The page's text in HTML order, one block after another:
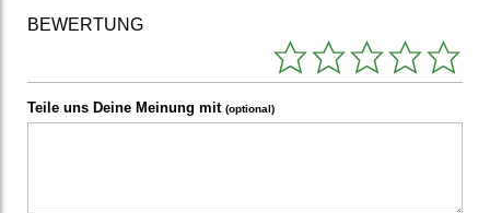
BEWERTUNG
Teile uns Deine Meinung mit (optional)